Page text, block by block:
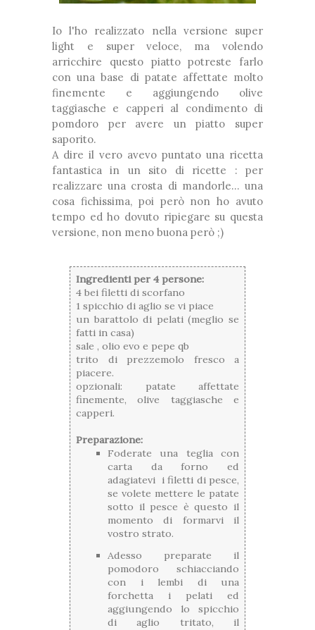
Io l'ho realizzato nella versione super
light e super veloce, ma volendo
arricchire questo piatto potreste farlo
con una base di patate affettate molto
finemente e aggiungendo olive
taggiasche e capperi al condimento di
pomdoro per avere un piatto super
saporito.
A dire il vero avevo puntato una ricetta
fantastica in un sito di ricette : per
realizzare una crosta di mandorle... una
cosa fichissima, poi però non ho avuto
tempo ed ho dovuto ripiegare su questa
versione, non meno buona però ;)
Ingredienti per 4 persone:
4 bei filetti di scorfano
1 spicchio di aglio se vi piace
un barattolo di pelati (meglio se
fatti in casa)
sale , olio evo e pepe qb
trito di prezzemolo fresco a
piacere.
opzionali: patate affettate
finemente, olive taggiasche e
capperi.
Preparazione:
Foderate una teglia con
carta da forno ed
adagiatevi i filetti di pesce,
se volete mettere le patate
sotto il pesce è questo il
momento di formarvi il
vostro strato.
Adesso preparate il
pomodoro schiacciando
con i lembi di una
forchetta i pelati ed
aggiungendo lo spicchio
di aglio tritato, il